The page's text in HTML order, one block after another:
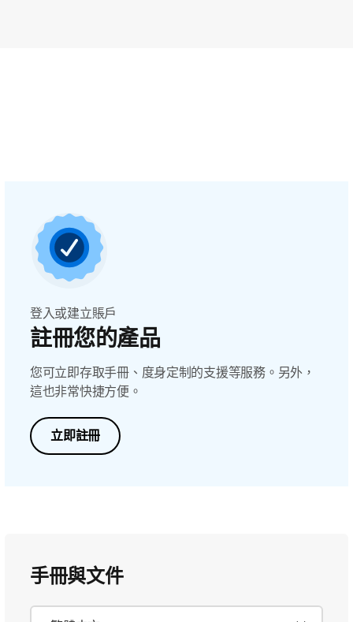
登入或建立賬戶
註冊您的產品
您可立即存取手冊、度身定制的支援等服務。另外，
這也非常快捷方便。
立即註冊
手冊與文件